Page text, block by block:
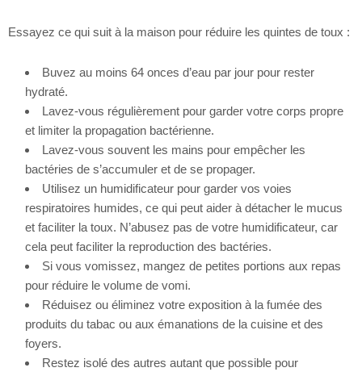
Essayez ce qui suit à la maison pour réduire les quintes de toux :
Buvez au moins 64 onces d’eau par jour pour rester
hydraté.
Lavez-vous régulièrement pour garder votre corps propre
et limiter la propagation bactérienne.
Lavez-vous souvent les mains pour empêcher les
bactéries de s’accumuler et de se propager.
Utilisez un humidificateur pour garder vos voies
respiratoires humides, ce qui peut aider à détacher le mucus
et faciliter la toux. N’abusez pas de votre humidificateur, car
cela peut faciliter la reproduction des bactéries.
Si vous vomissez, mangez de petites portions aux repas
pour réduire le volume de vomi.
Réduisez ou éliminez votre exposition à la fumée des
produits du tabac ou aux émanations de la cuisine et des
foyers.
Restez isolé des autres autant que possible pour